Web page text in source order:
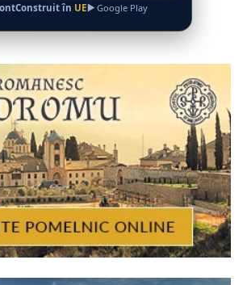
Construit în UE Google Play